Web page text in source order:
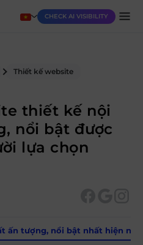
CHECK AI VISIBILITY
Thiết kế website
thiết kế nội
nổi bật được
lựa chọn
ấn tượng, nổi bật nhất hiện nay